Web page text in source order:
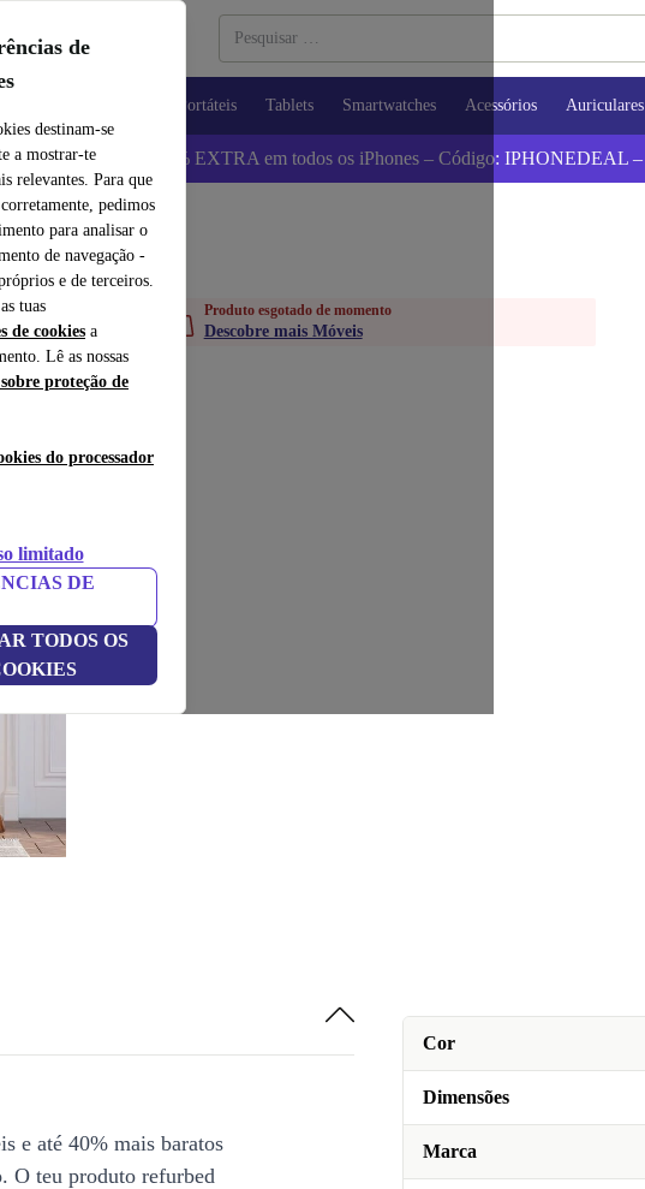
de
destinam-se
a mostrar-te
relevantes. Para que
pedimos
para analisar o
de navegação -
e de terceiros.
tuas
de cookies a
Lê as nossas
proteção de
do processador
limitado
DE
TODOS OS
Computadores Portáteis Tablets Smartwatches Acessórios Auriculares
📱 Poupa 5% EXTRA em todos os iPhones – Código: IPHONEDEAL –
de
Produto esgotado de momento
Descobre mais Móveis
Cor
Dimensões
Marca
e até 40% mais baratos
O teu produto refurbed